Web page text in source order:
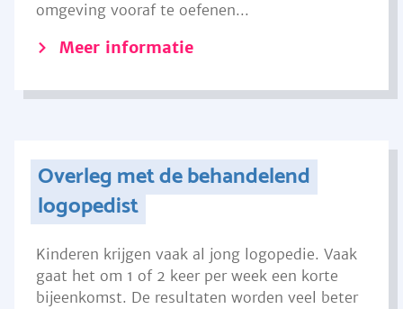
omgeving vooraf te oefenen...
Meer informatie
Overleg met de behandelend
logopedist
Kinderen krijgen vaak al jong logopedie. Vaak
gaat het om 1 of 2 keer per week een korte
bijeenkomst. De resultaten worden veel beter